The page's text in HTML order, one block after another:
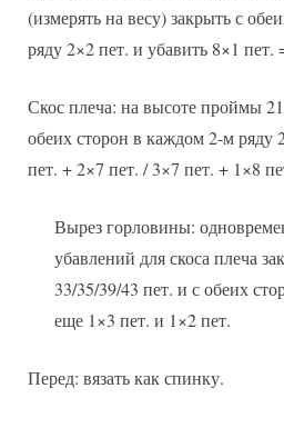
(измерять на весу) закрыть с
ряду 2×2 пет. и убавить 8×1 пет.
Скос плеча: на высоте проймы
обеих сторон в каждом 2-м ряду
пет. + 2×7 пет. / 3×7 пет. + 1×8
Вырез горловины:
убавлений для скоса плеча
33/35/39/43 пет. и с обеих
еще 1×3 пет. и 1×2 пет.
Перед: вязать как спинку.